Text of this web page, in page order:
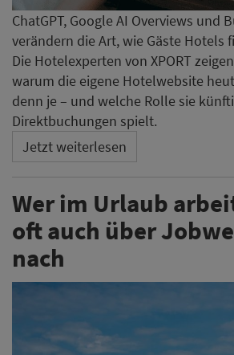
ChatGPT, Google AI Overviews und
verändern die Art, wie Gäste Hotels
Die Hotelexperten von XPORT
warum die eigene Hotelwebsite
denn je – und welche Rolle sie
Direktbuchungen spielt.
Jetzt weiterlesen
Wer im Urlaub
oft auch über
nach